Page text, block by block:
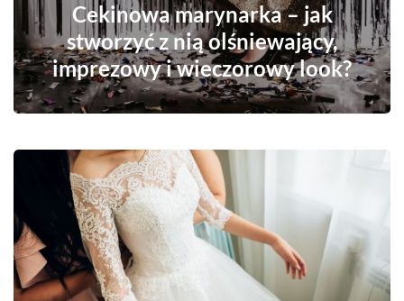
Cekinowa marynarka – jak
stworzyć z nią olśniewający,
imprezowy i wieczorowy look?